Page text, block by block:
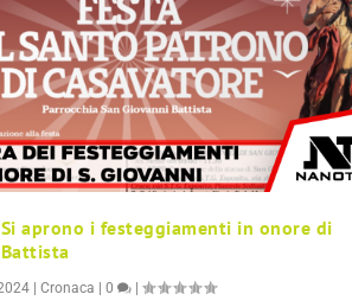
aprono i festeggiamenti in onore di
|Cronaca |0 |